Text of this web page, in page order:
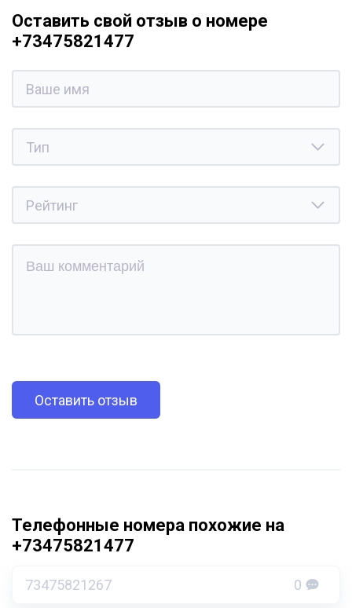
Оставить свой отзыв о номере
+73475821477
Оставить отзыв
Телефонные номера похожие на
+73475821477
73475821267 0